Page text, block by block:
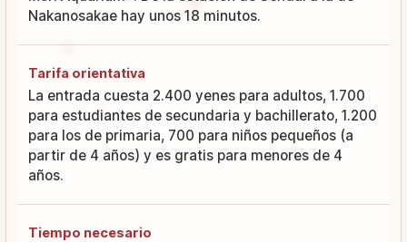
Nakanosakae hay unos 18 minutos.
Tarifa orientativa
La entrada cuesta 2.400 yenes para adultos, 1.700
para estudiantes de secundaria y bachillerato, 1.200
para los de primaria, 700 para niños pequeños (a
partir de 4 años) y es gratis para menores de 4
años.
Tiempo necesario